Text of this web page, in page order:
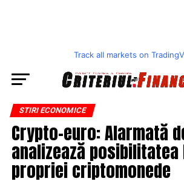
Track all markets on
STIRI ECONOMICE
Crypto-euro: Alarmată
analizează
propriei criptomonede